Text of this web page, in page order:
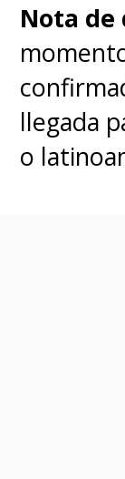
Nota
llegada
o